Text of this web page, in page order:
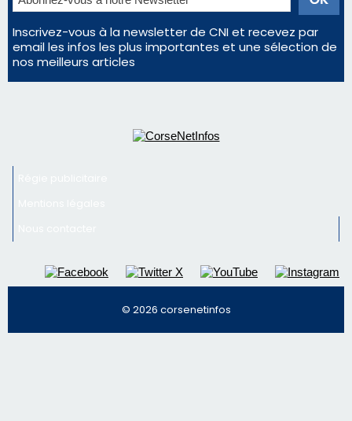
Inscrivez-vous à la newsletter de CNI et recevez par
email les infos les plus importantes et une sélection de
nos meilleurs articles
© 2026 corsenetinfos